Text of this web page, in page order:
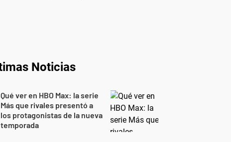
Noticias
Qué ver en HBO Max: la serie
Más que rivales presentó a
los protagonistas de la nueva
temporada